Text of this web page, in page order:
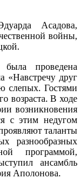
Асадова,
войны,
проведена
«Навстречу друг
слепых. Гостями
возраста. В ходе
возникновения
с этим недугом
таланты
разнообразных
программой,
ансамбль
Аполонова.